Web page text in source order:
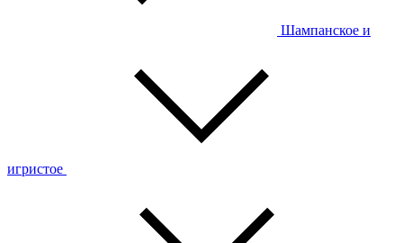
Шампанское и
игристое